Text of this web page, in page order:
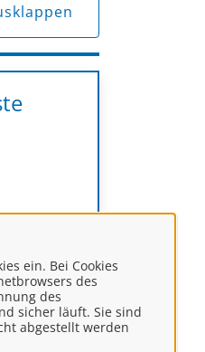
ein. Bei Cookies
des
des
sicher läuft. Sie sind
abgestellt werden